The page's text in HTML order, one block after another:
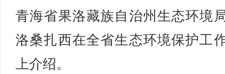
青海省果洛藏族自治州生态环境
洛桑扎西在全省生态环境保护工
上介绍。